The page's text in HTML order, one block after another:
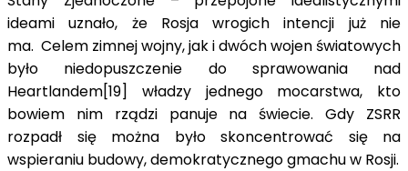
ideami uznało, że Rosja wrogich intencji już nie
ma. Celem zimnej wojny, jak i dwóch wojen światowych
było niedopuszczenie do sprawowania nad
Heartlandem[19] władzy jednego mocarstwa, kto
bowiem nim rządzi panuje na świecie. Gdy ZSRR
rozpadł się można było skoncentrować się na
wspieraniu budowy, demokratycznego gmachu w Rosji.